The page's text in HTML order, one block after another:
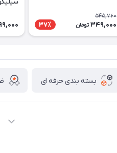
545,760
349,000 تومان 37٪
بسته بندی حرفه ای